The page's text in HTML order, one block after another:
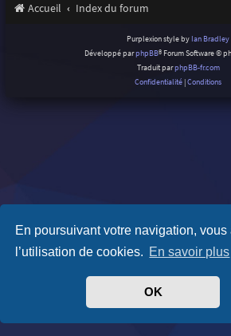
En poursuivant votre navigation, vous
l’utilisation de cookies. En savoir plus
OK
Accueil Index du forum
Purplexion style by Ian Bradley
Développé parphpBB® Forum Software ©
Traduit parphpBB-fr.com
Confidentialité |Conditions